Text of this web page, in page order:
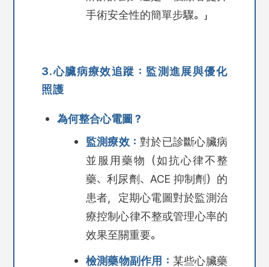
手術安全性的簡單步驟。」
3.心臟病療效追蹤：監測進展與優化
照護
為何整合心電圖？
監測療效：對於已診斷心臟病
並服用藥物（如抗心律不整
藥、利尿劑、ACE 抑制劑）的
患者，定期心電圖對於監測治
療控制心律不整或管理心率的
效果至關重要。
檢測藥物副作用： 某些心臟藥